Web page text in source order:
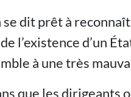
se dit prêt à
l’existence d’un
à une très
que les dirigeants